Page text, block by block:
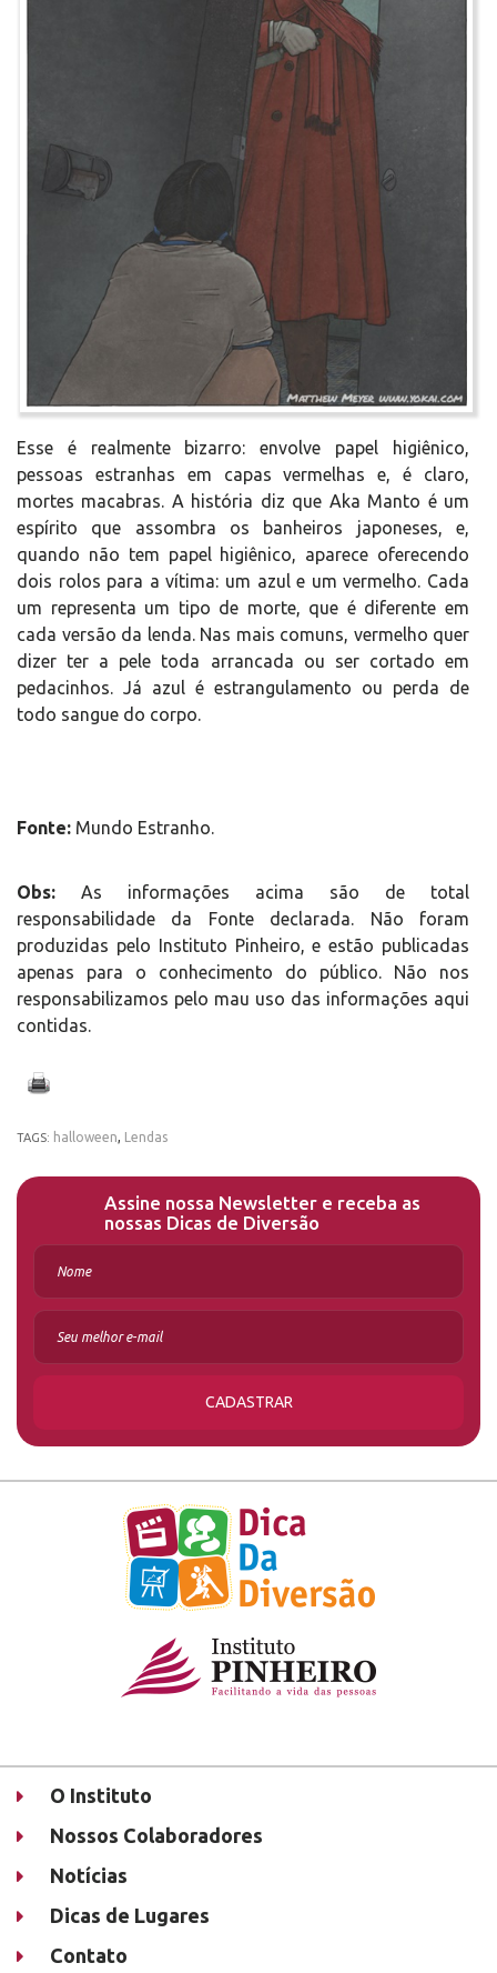
Esse é realmente bizarro: envolve papel higiênico,
pessoas estranhas em capas vermelhas e, é claro,
mortes macabras. A história diz que Aka Manto é um
espírito que assombra os banheiros japoneses, e,
quando não tem papel higiênico, aparece oferecendo
dois rolos para a vítima: um azul e um vermelho. Cada
um representa um tipo de morte, que é diferente em
cada versão da lenda. Nas mais comuns, vermelho quer
dizer ter a pele toda arrancada ou ser cortado em
pedacinhos. Já azul é estrangulamento ou perda de
todo sangue do corpo.
Fonte: Mundo Estranho.
Obs: As informações acima são de total
responsabilidade da Fonte declarada. Não foram
produzidas pelo Instituto Pinheiro, e estão publicadas
apenas para o conhecimento do público. Não nos
responsabilizamos pelo mau uso das informações aqui
contidas.
TAGS: halloween, Lendas
Assine nossa Newsletter e receba as
nossas Dicas de Diversão
CADASTRAR
O Instituto
Nossos Colaboradores
Notícias
Dicas de Lugares
Contato